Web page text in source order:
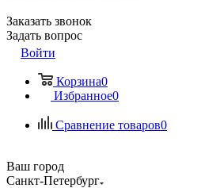
Заказать звонок
Задать вопрос
Войти
Корзина0
Избранное0
Сравнение товаров0
Ваш город
Санкт-Петербург